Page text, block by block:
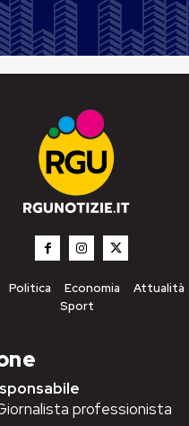
Politica Economia Attualità
Sport
professionista